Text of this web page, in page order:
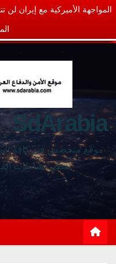
المواجهة الأميركية مع إيران لن
SdArabia
موقع متخصص في كافة
يغطي نشاطات